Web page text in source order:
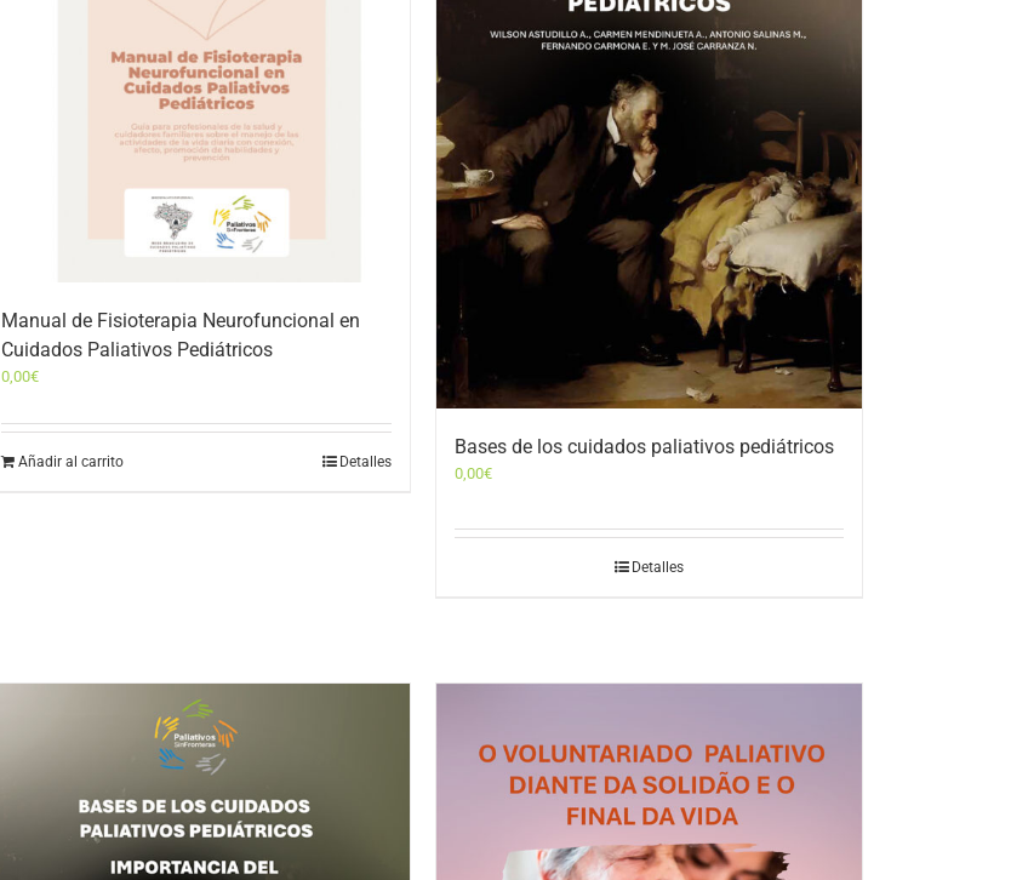
Manual de Fisioterapia Neurofuncional en
Cuidados Paliativos Pediátricos
0,00€
Añadir al carrito Detalles
Bases de los cuidados paliativos pediátricos
0,00€
Detalles